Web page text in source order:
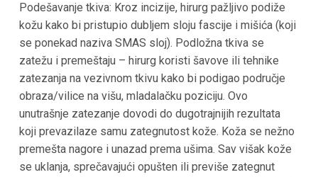
Podešavanje tkiva: Kroz incizije, hirurg pažljivo podiže
kožu kako bi pristupio dubljem sloju fascije i mišića (koji
se ponekad naziva SMAS sloj). Podložna tkiva se
zatežu i premeštaju – hirurg koristi šavove ili tehnike
zatezanja na vezivnom tkivu kako bi podigao područje
obraza/vilice na višu, mladalačku poziciju​. Ovo
unutrašnje zatezanje dovodi do dugotrajnijih rezultata
koji prevazilaze samu zategnutost kože. Koža se nežno
premešta nagore i unazad prema ušima. Sav višak kože
se uklanja, sprečavajući opušten ili previše zategnut